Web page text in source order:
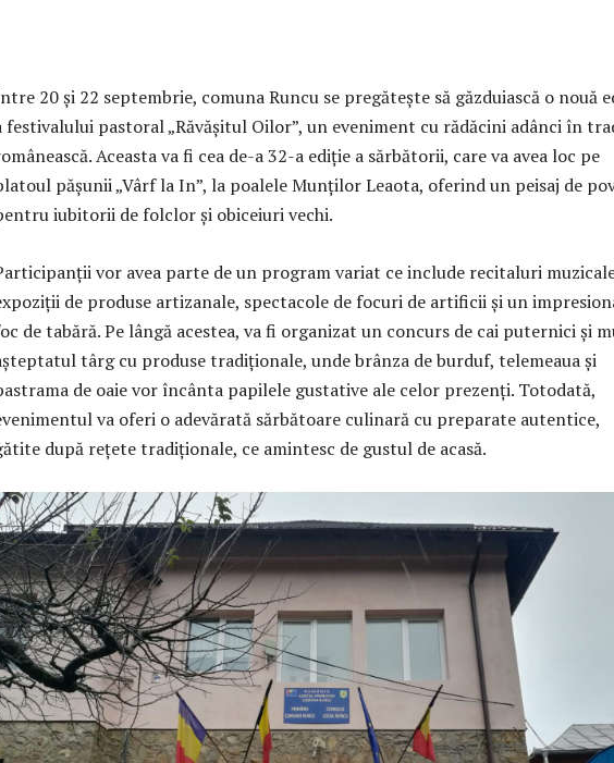
20 și 22 septembrie, comuna Runcu se pregătește să găzduiască o nouă
festivalului pastoral „Răvășitul Oilor”, un eveniment cu rădăcini adânci în
Aceasta va fi cea de-a 32-a ediție a sărbătorii, care va avea loc pe
pășunii „Vârf la In”, la poalele Munților Leaota, oferind un peisaj de
iubitorii de folclor și obiceiuri vechi.
vor avea parte de un program variat ce include recitaluri
de produse artizanale, spectacole de focuri de artificii și un
de tabără. Pe lângă acestea, va fi organizat un concurs de cai puternici și
târg cu produse tradiționale, unde brânza de burduf, telemeaua și
de oaie vor încânta papilele gustative ale celor prezenți. Totodată,
va oferi o adevărată sărbătoare culinară cu preparate autentice,
după rețete tradiționale, ce amintesc de gustul de acasă.